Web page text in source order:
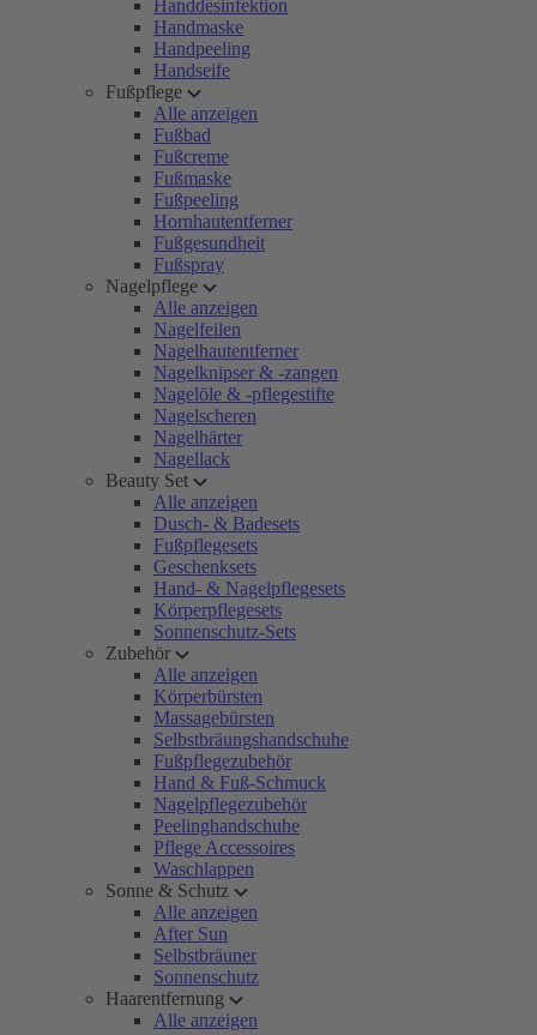
Handdesinfektion
Handmaske
Handpeeling
Handseife
Fußpflege
Alle anzeigen
Fußbad
Fußcreme
Fußmaske
Fußpeeling
Hornhautentferner
Fußgesundheit
Fußspray
Nagelpflege
Alle anzeigen
Nagelfeilen
Nagelhautentferner
Nagelknipser & -zangen
Nagelöle & -pflegestifte
Nagelscheren
Nagelhärter
Nagellack
Beauty Set
Alle anzeigen
Dusch- & Badesets
Fußpflegesets
Geschenksets
Hand- & Nagelpflegesets
Körperpflegesets
Sonnenschutz-Sets
Zubehör
Alle anzeigen
Körperbürsten
Massagebürsten
Selbstbräungshandschuhe
Fußpflegezubehör
Hand & Fuß-Schmuck
Nagelpflegezubehör
Peelinghandschuhe
Pflege Accessoires
Waschlappen
Sonne & Schutz
Alle anzeigen
After Sun
Selbstbräuner
Sonnenschutz
Haarentfernung
Alle anzeigen